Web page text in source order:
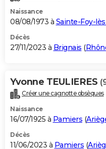
Naissance
08/08/1973 à Sainte-Foy-
Décès
27/11/2023 à Brignais (
Yvonne TEULIERES
Créer une cagnotte obsèques
Naissance
16/07/1925 à Pamiers (
Décès
11/06/2023 à Pamiers (